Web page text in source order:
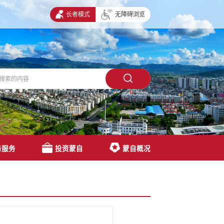
长者模式 无障碍浏览
服务 投资蒙自 蒙自概况